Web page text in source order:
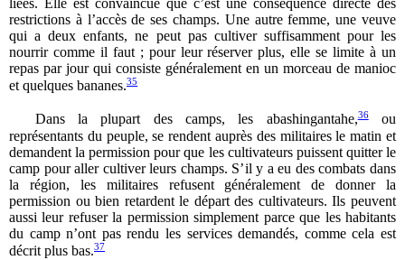
liées. Elle est convaincue que c’est une conséquence directe des
restrictions à l’accès de ses champs. Une autre femme, une veuve
qui a deux enfants, ne peut pas cultiver suffisamment pour les
nourrir comme il faut ; pour leur réserver plus, elle se limite à un
repas par jour qui consiste généralement en un morceau de manioc
et quelques bananes.35
Dans la plupart des camps, les abashingantahe,36ou
représentants du peuple, se rendent auprès des militaires le matin et
demandent la permission pour que les cultivateurs puissent quitter le
camp pour aller cultiver leurs champs. S’il y a eu des combats dans
la région, les militaires refusent généralement de donner la
permission ou bien retardent le départ des cultivateurs. Ils peuvent
aussi leur refuser la permission simplement parce que les habitants
du camp n’ont pas rendu les services demandés, comme cela est
décrit plus bas.37